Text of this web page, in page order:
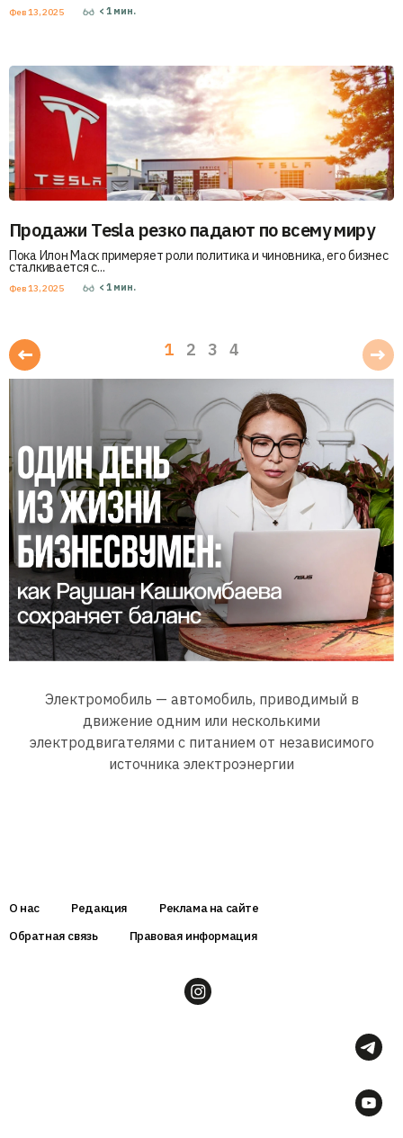
Фев 13, 2025 < 1 мин.
Продажи Tesla резко падают по всему миру
Пока Илон Маск примеряет роли политика и чиновника, его бизнес
сталкивается с...
Фев 13, 2025 < 1 мин.
1 2 3 4
Электромобиль — автомобиль, приводимый в
движение одним или несколькими
электродвигателями с питанием от независимого
источника электроэнергии
О нас Редакция
Реклама на сайте
Обратная связь
Правовая информация